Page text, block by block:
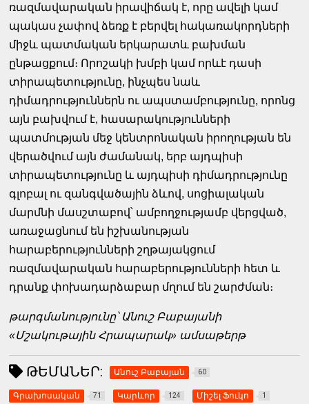
ռազմավարական իրավիճակ է, որը ավելի կամ
պակաս չափով ձեռք է բերվել հակառակորդների
միջև պատմական երկարատև բախման
ընթացքում։ Որոշակի խմբի կամ որևէ դասի
տիրապետությունը, ինչպես նաև
դիմադրություններն ու ապստամբությունը, որոնց
այն բախվում է, հասարակությունների
պատմության մեջ կենտրոնական իրողության են
վերածվում այն ժամանակ, երբ այդպիսի
տիրապետությունը և այդպիսի դիմադրությունը
գլոբալ ու զանգվածային ձևով, սոցիալական
մարմնի մասշտաբով՝ ամբողջությամբ վերցված,
առաջացնում են իշխանության
հարաբերությունների շղթայակցում
ռազմավարական հարաբերությունների հետ և
դրանք փոխադարձաբար մղում են շարժման։
թարգմանությունը՝ Անուշ Բաբայանի
«Մշակութային Հրապարակ» ամսաթերթ
ԹԵՄԱՆԵՐ: Անուշ Բաբայան 60
Գրախոսական 71 Կարևոր 124 Միշել Ֆուկո 1